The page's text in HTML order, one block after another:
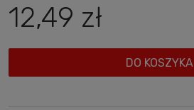
12,49 zł
DO KOSZYKA